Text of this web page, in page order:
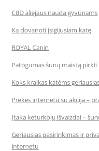
CBD aliejaus nauda gyvūnams
Ką dovanoti įsigijusiam katę
ROYAL Canin
Patogumas šunų maistą
Koks kraikas katėms
Prekės internetu su akcija –
Įtaka keturkojų išvaizdai –
Geriausias pasirinkimas ir
internetu